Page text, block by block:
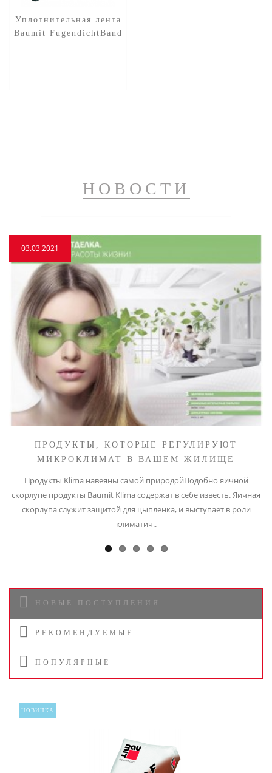
Уплотнительная лента
Baumit FugendichtBand
НОВОСТИ
03.03.2021
ПРОДУКТЫ, КОТОРЫЕ РЕГУЛИРУЮТ
МИКРОКЛИМАТ В ВАШЕМ ЖИЛИЩЕ
Продукты Klima навеяны самой природойПодобно яичной
скорлупе продукты Baumit Klima содержат в себе известь. Яичная
скорлупа служит защитой для цыпленка, и выступает в роли
климатич..
НОВЫЕ ПОСТУПЛЕНИЯ
РЕКОМЕНДУЕМЫЕ
ПОПУЛЯРНЫЕ
НОВИНКА